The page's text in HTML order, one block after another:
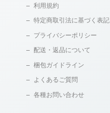
利用規約
特定商取引法に基づく表記
プライバシーポリシー
配送・返品について
梱包ガイドライン
よくあるご質問
各種お問い合わせ